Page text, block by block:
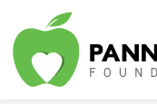
PANN THEE
စီမံကိန်းများ
PANN THEE